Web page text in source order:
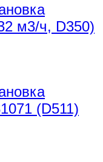
м3/ч, D350)
(D511)